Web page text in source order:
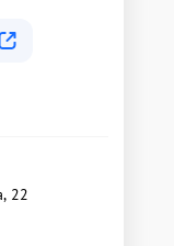
22